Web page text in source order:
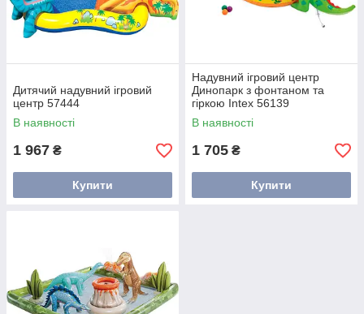
Дитячий надувний ігровий
центр 57444
В наявності
1 967 ₴
Купити
Надувний ігровий центр
Динопарк з фонтаном та
гіркою Intex 56139
В наявності
1 705 ₴
Купити